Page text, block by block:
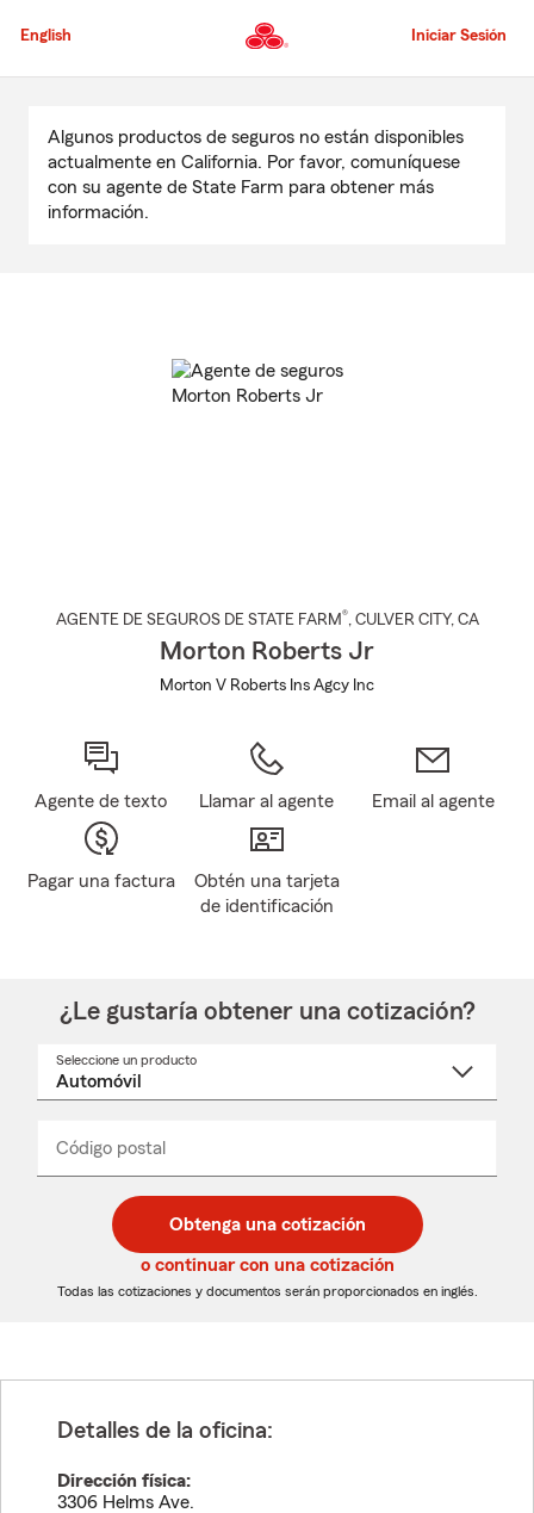
al
principal
English Iniciar Sesión
contenido
principal
Algunos productos de seguros no están disponibles
actualmente en California. Por favor, comuníquese
con su agente de State Farm para obtener más
información.
AGENTE DE SEGUROS DE STATE FARM®, CULVER CITY, CA
Morton Roberts Jr
Morton V Roberts Ins Agcy Inc
Agente de texto Llamar al agente Email al agente
Pagar una factura
Obtén una tarjeta
de identificación
¿Le gustaría obtener una cotización?
Seleccione un producto
desplegable
Código postal
de
5
dígitos
de
5
dígitos
_____
Obtenga una cotización
o continuar con una cotización
Todas las cotizaciones y documentos serán proporcionados en inglés.
Detalles de la oficina:
Dirección física:
3306 Helms Ave.